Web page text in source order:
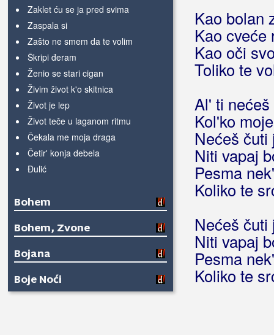
Zaklet ću se ja pred svima
Zaspala si
Zašto ne smem da te volim
Škripi đeram
Ženio se stari cigan
Živim život k'o skitnica
Život je lep
Život teče u laganom ritmu
Čekala me moja draga
Četir' konja debela
Đulić
Bohem
Bohem, Zvone
Bojana
Boje Noći
Kao bolan
Kao cveće
Kao oči
Toliko te
Al' ti
Kol'ko
Nećeš čuti
Niti vapaj
Pesma
Koliko te
Nećeš čuti
Niti vapaj
Pesma
Koliko te